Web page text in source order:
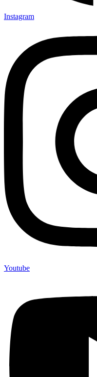
Instagram
Youtube